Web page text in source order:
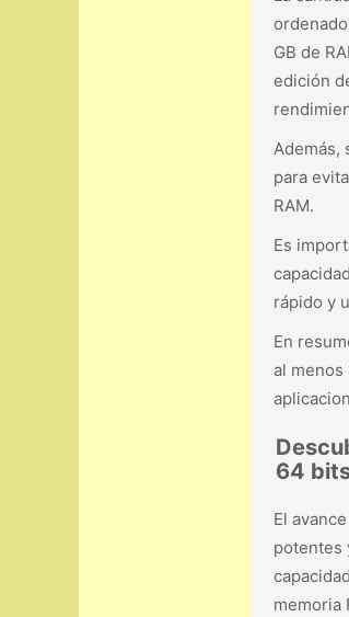
GB de
edición
Además,
para
RAM.
Es
rápido y
En
al menos
64
El
potentes
memoria